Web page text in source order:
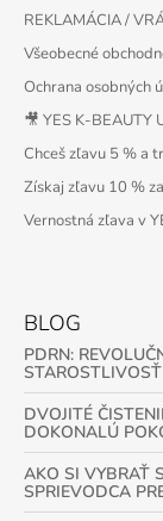
REKLAMÁCIA /
Všeobecné
Ochrana osobných
🎥 YES K-BEAUTY
Chceš zľavu 5 % a
Získaj zľavu 10 %
Vernostná zľava v
BLOG
PDRN:
DVOJITÉ
DOKONALÚ
AKO SI VYBRAŤ
SPRIEVODCA